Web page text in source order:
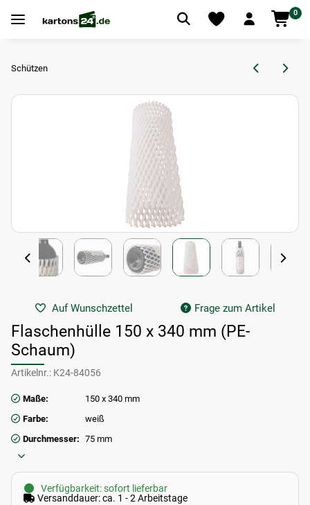
0
Schützen
Auf Wunschzettel Frage zum Artikel
Flaschenhülle 150 x 340 mm (PE-
Schaum)
Artikelnr.: K24-84056
Maße:
150 x 340 mm
Farbe:
weiß
Durchmesser: 75 mm
Verfügbarkeit: sofort lieferbar
Versanddauer: ca. 1 - 2 Arbeitstage